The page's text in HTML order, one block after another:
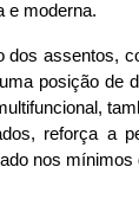
e moderna.
dos assentos,
posição de
reforça a
nos mínimos